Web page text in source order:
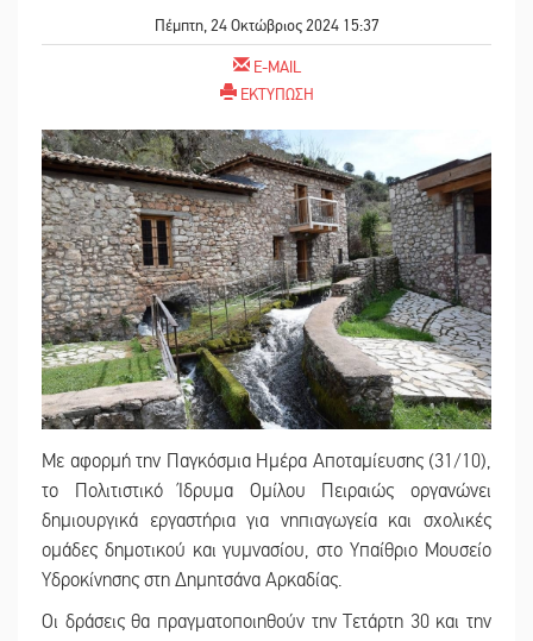
Πέμπτη, 24 Οκτώβριος 2024 15:37
E-MAIL
ΕΚΤΥΠΩΣΗ
Με αφορμή την Παγκόσμια Ημέρα Αποταμίευσης (31/10),
το Πολιτιστικό Ίδρυμα Ομίλου Πειραιώς οργανώνει
δημιουργικά εργαστήρια για νηπιαγωγεία και σχολικές
ομάδες δημοτικού και γυμνασίου, στο Υπαίθριο Μουσείο
Υδροκίνησης στη Δημητσάνα Αρκαδίας.
Οι δράσεις θα πραγματοποιηθούν την Τετάρτη 30 και την